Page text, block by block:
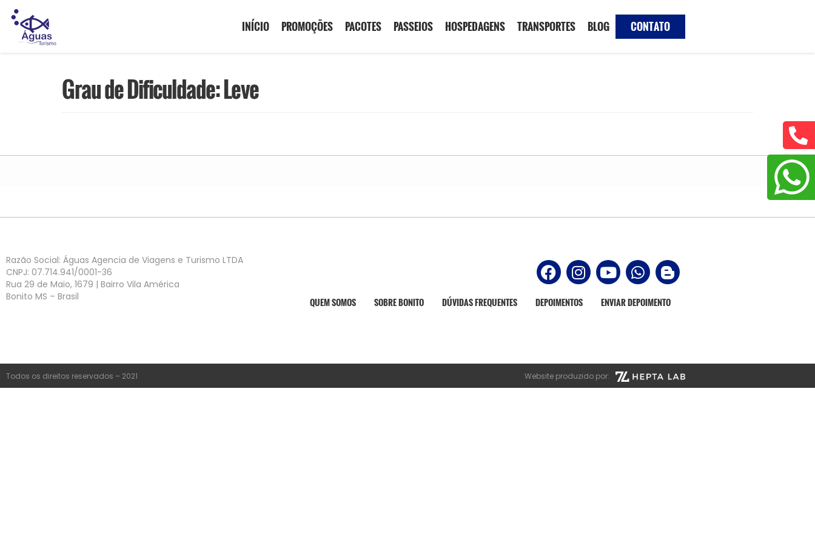
INÍCIO PROMOÇÕES PACOTES PASSEIOS HOSPEDAGENS TRANSPORTES BLOG CONTATO
Grau de Dificuldade: Leve
Razão Social: Águas Agencia de Viagens e Turismo LTDA
CNPJ: 07.714.941/0001-36
Rua 29 de Maio, 1679 | Bairro Vila América
Bonito MS – Brasil
QUEM SOMOS SOBRE BONITO DÚVIDAS FREQUENTES DEPOIMENTOS ENVIAR DEPOIMENTO
Todos os direitos reservados – 2021 Website produzido por: